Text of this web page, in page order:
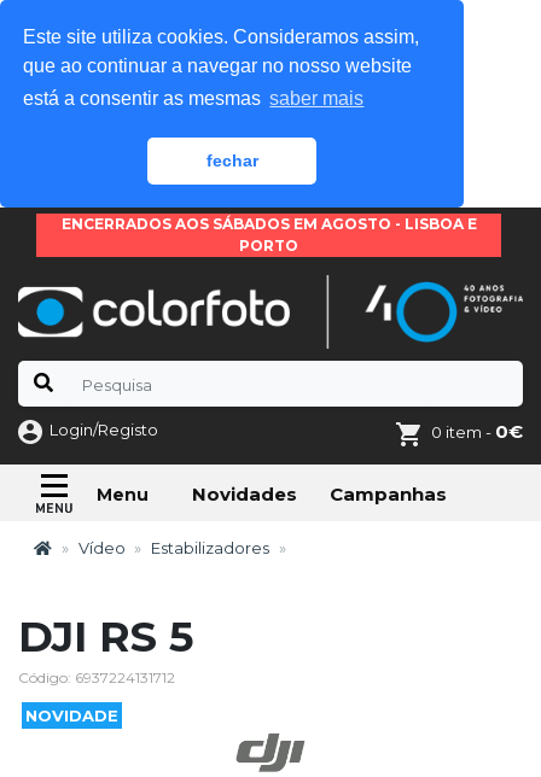
Este site utiliza cookies. Consideramos assim,
que ao continuar a navegar no nosso website
está a consentir as mesmas saber mais
fechar
ENCERRADOS AOS SÁBADOS EM AGOSTO - LISBOA E
PORTO
Login/Registo 0 item - 0€
Menu Novidades Campanhas
Vídeo Estabilizadores
DJI RS 5
Código: 6937224131712
NOVIDADE